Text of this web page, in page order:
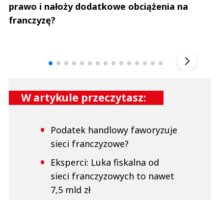
prawo i nałoży dodatkowe obciążenia na
franczyzę?
W artykule przeczytasz:
Podatek handlowy faworyzuje
sieci franczyzowe?
Eksperci: Luka fiskalna od
sieci franczyzowych to nawet
7,5 mld zł